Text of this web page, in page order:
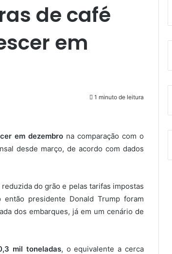
de café
em
1 minuto de leitura
em dezembro na comparação com o
desde março, de acordo com dados
do grão e pelas tarifas impostas
presidente Donald Trump foram
dos embarques, já em um cenário de
mil toneladas, o equivalente a cerca